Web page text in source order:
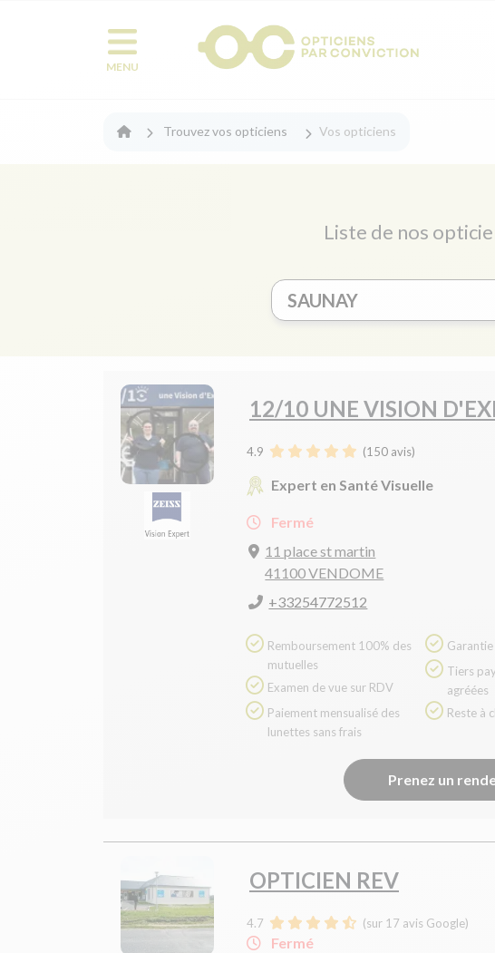
MENU
Trouvez vos opticiens Vos opticiens
Liste de nos
12/10 UNE VISION
4.9 (150 avis)
Expert en Santé Visuelle
Fermé
11 place st martin
41100 VENDOME
+33254772512
mutuelles
Examen de vue sur RDV
lunettes sans frais
Garantie
agréées
Reste à
Prenez un
OPTICIEN REV
4.7 (sur 17 avis Google)
Fermé